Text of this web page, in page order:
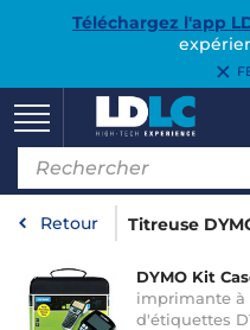
Téléchargez l'app
Retour Titreuse
DYMO Kit
imprimante à
d'étiquettes